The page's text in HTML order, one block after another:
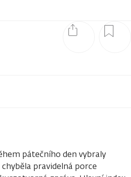
pátečního den vybraly
pravidelná porce